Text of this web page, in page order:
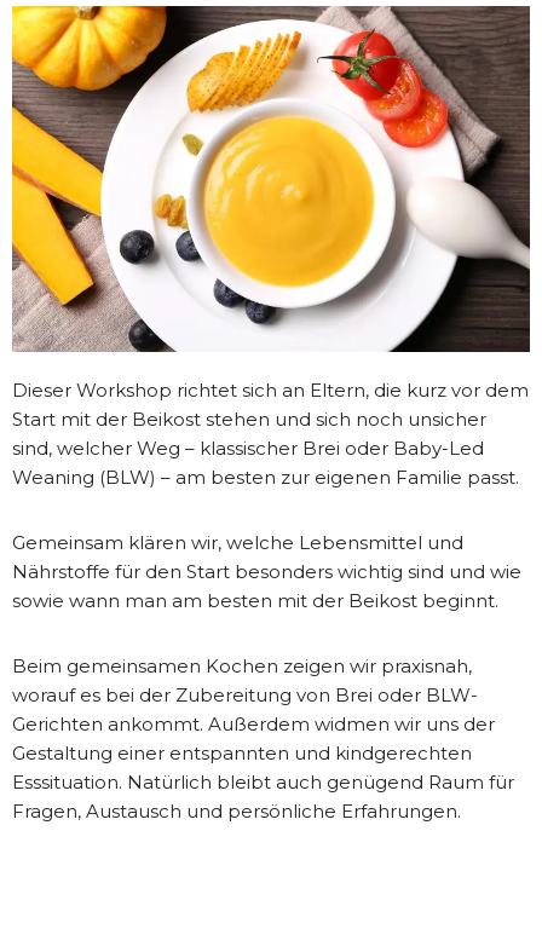
Dieser Workshop richtet sich an Eltern, die kurz vor dem
Start mit der Beikost stehen und sich noch unsicher
sind, welcher Weg – klassischer Brei oder Baby-Led
Weaning (BLW) – am besten zur eigenen Familie passt.
Gemeinsam klären wir, welche Lebensmittel und
Nährstoffe für den Start besonders wichtig sind und wie
sowie wann man am besten mit der Beikost beginnt.
Beim gemeinsamen Kochen zeigen wir praxisnah,
worauf es bei der Zubereitung von Brei oder BLW-
Gerichten ankommt. Außerdem widmen wir uns der
Gestaltung einer entspannten und kindgerechten
Esssituation. Natürlich bleibt auch genügend Raum für
Fragen, Austausch und persönliche Erfahrungen.